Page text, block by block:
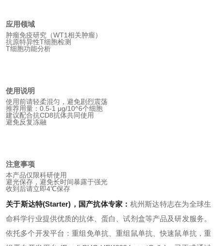
应用领域
肿瘤免疫研究（WT1相关肿瘤）
抗原特异性T细胞检测
T细胞功能分析
使用说明
使用前请轻柔混匀，避免剧烈震荡
推荐用量：0.5-1 μg/10^6个细胞
建议配合抗CD8抗体共同使用
避免反复冻融
注意事项
本产品仅限科研使用
避光保存，避免长时间暴露于强光
收到后请立即4℃保存
关于斯达特(Starter)，国产抗体专家： 杭州斯达特志在为全球生
命科学行业提供优质的抗体、蛋白、试剂盒等产品及研发服务。
依托多个开发平台：重组免单抗、重组鼠单抗、快速鼠单抗，重